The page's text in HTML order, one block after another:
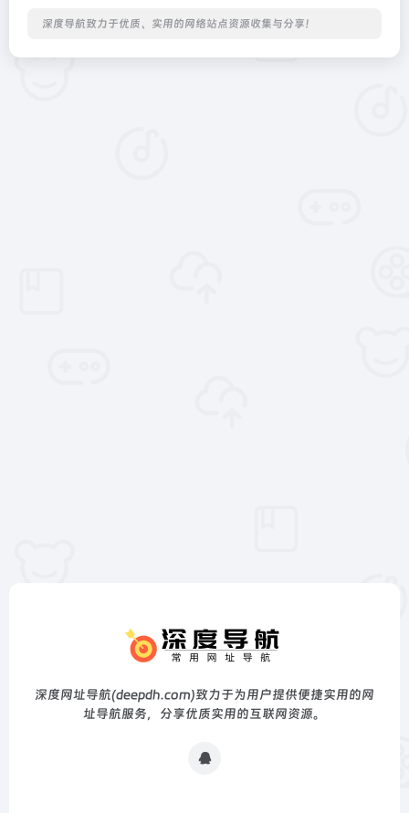
深度导航致力于优质、实用的网络站点资源收集与分享！
深度网址导航(deepdh.com)致力于为用户提供便捷实用的网
址导航服务，分享优质实用的互联网资源。